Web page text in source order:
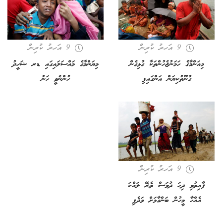
9 އަހރު ކުރިން
މިއަންމާގެ ހަމަނުޖެހުންތަކާ ގުޅިގެން
ގުނޫތުކިޔަން އަންގައިފި
9 އަހރު ކުރިން
މިޔަންމާގެ މައްސަލައިގައި ޑރ ޝަހީދު
ހުންނެވީ ހަނު
9 އަހރު ކުރިން
ފާއިތުވި ދިހަ ދުވަސް ތެރޭ ލައްކަ
އެއްހާ މީހުން ބަންގާޅަށް ވަދެފި